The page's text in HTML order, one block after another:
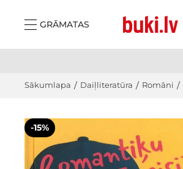
GRĀMATAS
Sākumlapa / Daiļliteratūra / Romāni /
-15%
Main image
Click to view image in fullscreen